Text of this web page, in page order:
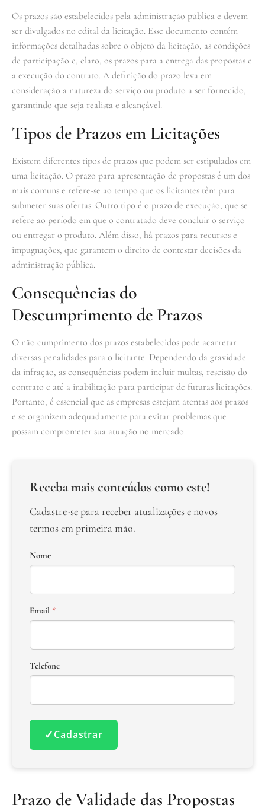
Os prazos são estabelecidos pela administração pública e devem
ser divulgados no edital da licitação. Esse documento contém
informações detalhadas sobre o objeto da licitação, as condições
de participação e, claro, os prazos para a entrega das propostas e
a execução do contrato. A definição do prazo leva em
consideração a natureza do serviço ou produto a ser fornecido,
garantindo que seja realista e alcançável.
Tipos de Prazos em Licitações
Existem diferentes tipos de prazos que podem ser estipulados em
uma licitação. O prazo para apresentação de propostas é um dos
mais comuns e refere-se ao tempo que os licitantes têm para
submeter suas ofertas. Outro tipo é o prazo de execução, que se
refere ao período em que o contratado deve concluir o serviço
ou entregar o produto. Além disso, há prazos para recursos e
impugnações, que garantem o direito de contestar decisões da
administração pública.
Consequências do
Descumprimento de Prazos
O não cumprimento dos prazos estabelecidos pode acarretar
diversas penalidades para o licitante. Dependendo da gravidade
da infração, as consequências podem incluir multas, rescisão do
contrato e até a inabilitação para participar de futuras licitações.
Portanto, é essencial que as empresas estejam atentas aos prazos
e se organizem adequadamente para evitar problemas que
possam comprometer sua atuação no mercado.
Receba mais conteúdos como este!
Cadastre-se para receber atualizações e novos
termos em primeira mão.
Nome
Email *
Telefone
✓Cadastrar
Prazo de Validade das Propostas